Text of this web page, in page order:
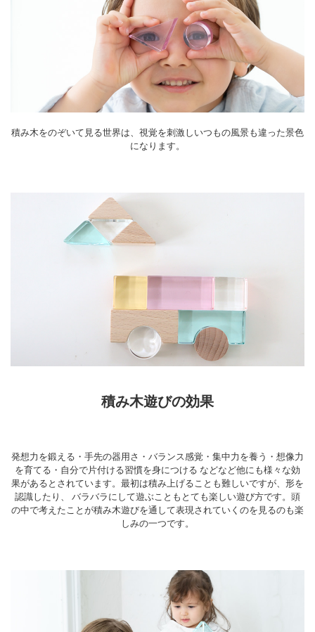
積み木をのぞいて見る世界は、視覚を刺激しいつもの風景も違った景色
になります。
積み木遊びの効果
発想力を鍛える・手先の器用さ・バランス感覚・集中力を養う・想像力
を育てる・自分で片付ける習慣を身につける などなど他にも様々な効
果があるとされています。最初は積み上げることも難しいですが、形を
認識したり、 バラバラにして遊ぶこともとても楽しい遊び方です。頭
の中で考えたことが積み木遊びを通して表現されていくのを見るのも楽
しみの一つです。